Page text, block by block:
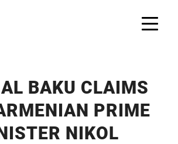
BAKU CLAIMS
PRIME
NIKOL